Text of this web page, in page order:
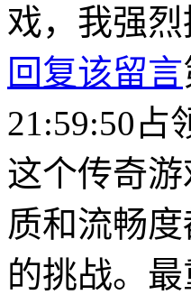
戏，我强
回复该留言
21:59:50占
这个传奇
质和流畅
的挑战。